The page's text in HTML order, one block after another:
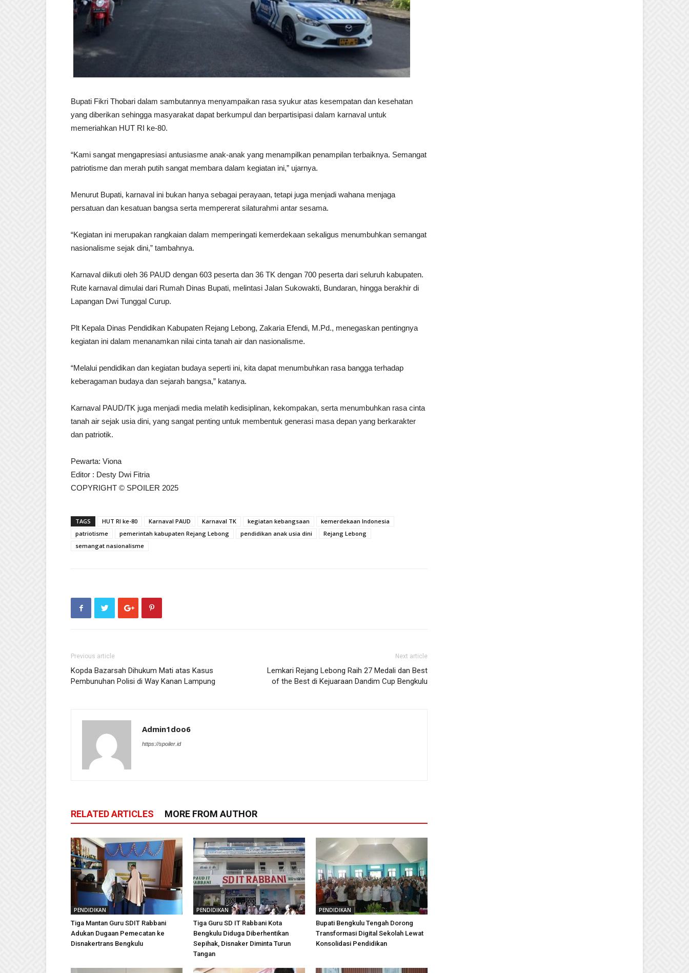
Bupati Fikri Thobari dalam sambutannya menyampaikan rasa syukur atas kesempatan dan kesehatan
yang diberikan sehingga masyarakat dapat berkumpul dan berpartisipasi dalam karnaval untuk
memeriahkan HUT RI ke-80.
“Kami sangat mengapresiasi antusiasme anak-anak yang menampilkan penampilan terbaiknya. Semangat
patriotisme dan merah putih sangat membara dalam kegiatan ini,” ujarnya.
Menurut Bupati, karnaval ini bukan hanya sebagai perayaan, tetapi juga menjadi wahana menjaga
persatuan dan kesatuan bangsa serta mempererat silaturahmi antar sesama.
“Kegiatan ini merupakan rangkaian dalam memperingati kemerdekaan sekaligus menumbuhkan semangat
nasionalisme sejak dini,” tambahnya.
Karnaval diikuti oleh 36 PAUD dengan 603 peserta dan 36 TK dengan 700 peserta dari seluruh kabupaten.
Rute karnaval dimulai dari Rumah Dinas Bupati, melintasi Jalan Sukowakti, Bundaran, hingga berakhir di
Lapangan Dwi Tunggal Curup.
Plt Kepala Dinas Pendidikan Kabupaten Rejang Lebong, Zakaria Efendi, M.Pd., menegaskan pentingnya
kegiatan ini dalam menanamkan nilai cinta tanah air dan nasionalisme.
“Melalui pendidikan dan kegiatan budaya seperti ini, kita dapat menumbuhkan rasa bangga terhadap
keberagaman budaya dan sejarah bangsa,” katanya.
Karnaval PAUD/TK juga menjadi media melatih kedisiplinan, kekompakan, serta menumbuhkan rasa cinta
tanah air sejak usia dini, yang sangat penting untuk membentuk generasi masa depan yang berkarakter
dan patriotik.
Pewarta: Viona
Editor : Desty Dwi Fitria
COPYRIGHT © SPOILER 2025
TAGS HUT RI ke-80 Karnaval PAUD Karnaval TK kegiatan kebangsaan
kemerdekaan Indonesia
patriotisme
pemerintah kabupaten Rejang Lebong pendidikan anak usia dini
Rejang Lebong
semangat nasionalisme
Previous article
Kopda Bazarsah Dihukum Mati atas Kasus
Pembunuhan Polisi di Way Kanan Lampung
Next article
Lemkari Rejang Lebong Raih 27 Medali dan Best
of the Best di Kejuaraan Dandim Cup Bengkulu
Admin1doo6
https://spoiler.id
RELATED ARTICLES MORE FROM AUTHOR
PENDIDIKAN
Tiga Mantan Guru SDIT Rabbani
Adukan Dugaan Pemecatan ke
Disnakertrans Bengkulu
PENDIDIKAN
Tiga Guru SD IT Rabbani Kota
Bengkulu Diduga Diberhentikan
Sepihak, Disnaker Diminta Turun
Tangan
PENDIDIKAN
Bupati Bengkulu Tengah Dorong
Transformasi Digital Sekolah Lewat
Konsolidasi Pendidikan